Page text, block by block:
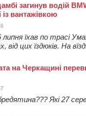
загинув водій
із вантажівкою
липня їхав по трасі
цих їздюків. На
на Черкащині
Які 27